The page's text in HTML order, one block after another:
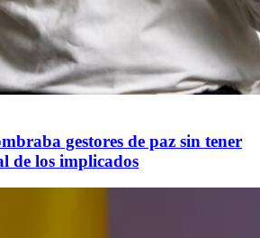
gestores de paz sin tener
de los implicados